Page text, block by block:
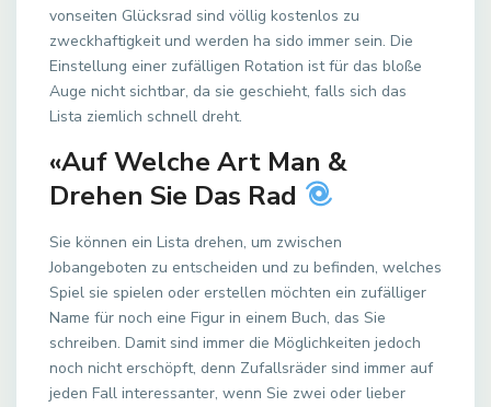
vonseiten Glücksrad sind völlig kostenlos zu
zweckhaftigkeit und werden ha sido immer sein. Die
Einstellung einer zufälligen Rotation ist für das bloße
Auge nicht sichtbar, da sie geschieht, falls sich das
Lista ziemlich schnell dreht.
«Auf Welche Art Man &
Drehen Sie Das Rad
Sie können ein Lista drehen, um zwischen
Jobangeboten zu entscheiden und zu befinden, welches
Spiel sie spielen oder erstellen möchten ein zufälliger
Name für noch eine Figur in einem Buch, das Sie
schreiben. Damit sind immer die Möglichkeiten jedoch
noch nicht erschöpft, denn Zufallsräder sind immer auf
jeden Fall interessanter, wenn Sie zwei oder lieber